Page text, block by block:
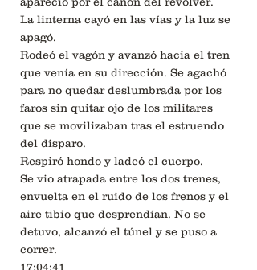
La linterna cayó en las vías y la luz se
apagó.
Rodeó el vagón y avanzó hacia el tren
que venía en su dirección. Se agachó
para no quedar deslumbrada por los
faros sin quitar ojo de los militares
que se movilizaban tras el estruendo
del disparo.
Respiró hondo y ladeó el cuerpo.
Se vio atrapada entre los dos trenes,
envuelta en el ruido de los frenos y el
aire tibio que desprendían. No se
detuvo, alcanzó el túnel y se puso a
correr.
17:04:41